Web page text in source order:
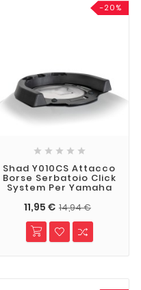
-20%
    
Shad Y010CS Attacco
Borse Serbatoio Click
System Per Yamaha
11,95 € 14,94 €